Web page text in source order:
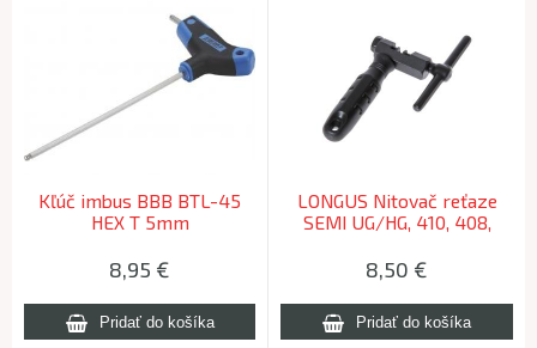
Kľúč imbus BBB BTL-45
HEX T 5mm
8,95 €
LONGUS Nitovač reťaze
SEMI UG/HG, 410, 408,
8,50 €